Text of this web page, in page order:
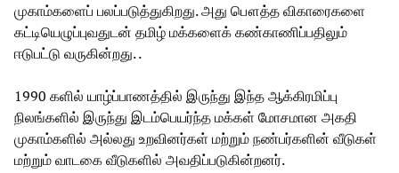
முகாம்களைப் பலப்படுத்துகிறது. அது பௌத்த விகாரைகளை
கட்டியெழுப்புவதுடன் தமிழ் மக்களைக் கண்காணிப்பதிலும்
ஈடுபட்டு வருகின்றது. .
1990 களில் யாழ்ப்பாணத்தில் இருந்து இந்த ஆக்கிரமிப்பு
நிலங்களில் இருந்து இடம்பெயர்ந்த மக்கள் மோசமான அகதி
முகாம்களில் அல்லது உறவினர்கள் மற்றும் நண்பர்களின் வீடுகள்
மற்றும் வாடகை வீடுகளில் அவதிப்படுகின்றனர்.